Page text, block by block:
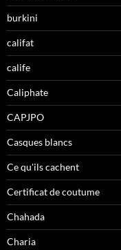
burkini
califat
calife
Caliphate
CAPJPO
Casques blancs
Ce qu'ils cachent
Certificat de coutume
Chahada
Charia